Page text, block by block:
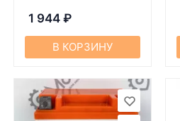
1 944 ₽
В КОРЗИНУ